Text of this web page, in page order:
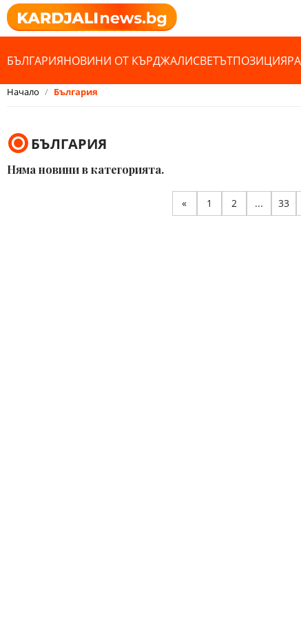
БЪЛГАРИЯНОВИНИ ОТ КЪРДЖАЛИСВЕТЪТПОЗИЦИЯ
Начало България
БЪЛГАРИЯ
Няма новини в категорията.
« 1 2 ... 33